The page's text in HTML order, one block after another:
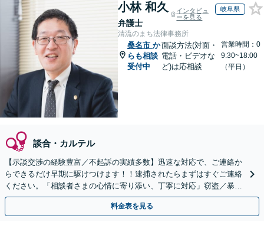
小林 和久
弁護士
インタビュ
ーを見る
岐阜県
清流のまち法律事務所
桑名市 か
らも相談
受付中
面談方法(対面・
電話・ビデオな
ど)は応相談
営業時間：0
9:30~18:00
（平日）
談合・カルテル
【示談交渉の経験豊富／不起訴の実績多数】迅速な対応で、ご連絡か
らできるだけ早期に駆けつけます！！逮捕されたらまずはすぐご連絡
ください。「相談者さまの心情に寄り添い、丁寧に対応」窃盗／暴
行・傷害／横領／飲酒運転ほか【夜間相談可（要相談）】
料金表を見る